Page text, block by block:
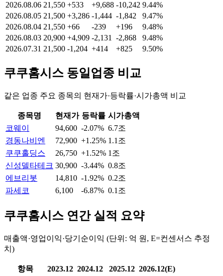
2026.08.06 21,550 +533 +9,688 -10,242 9.44%
2026.08.05 21,500 +3,286 -1,444 -1,842
9.47%
2026.08.04 21,550 +66 -239 +196
9.48%
2026.08.03 20,900 +4,909 -2,131 -2,868
9.48%
2026.07.31 21,500 -1,204 +414 +825 9.50%
쿠쿠홈시스 동일업종 비교
같은 업종 주요 종목의 현재가·등락률·시가총액 비교
종목명 현재가 등락률 시가총액
코웨이
94,600 -2.07% 6.7조
경동나비엔
72,900 +1.25% 1.1조
쿠쿠홀딩스
26,750 +1.52% 1조
신성델타테크 30,900 -3.44% 0.8조
에브리봇
14,810 -1.92% 0.2조
파세코
6,100 -6.87% 0.1조
쿠쿠홈시스 연간 실적 요약
매출액·영업이익·당기순이익 (단위: 억 원, E=컨센서스 추정
치)
항목 2023.12 2024.12 2025.12 2026.12(E)